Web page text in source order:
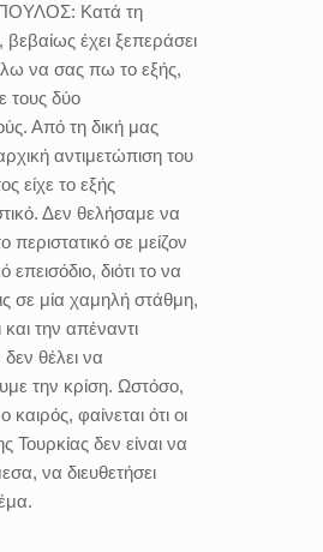
Κατά τη
έχει ξεπεράσει
να σας πω το εξής,
τους δύο
Από τη δική μας
αντιμετώπιση του
είχε το εξής
Δεν θελήσαμε να
περιστατικό σε μείζον
επεισόδιο, διότι το να
σε μία χαμηλή στάθμη,
και την απέναντι
θέλει να
την κρίση. Ωστόσο,
φαίνεται ότι οι
Τουρκίας δεν είναι να
να διευθετήσει